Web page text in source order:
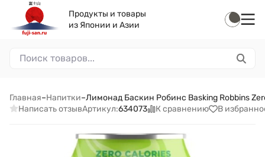
Продукты и товары
из Японии и Азии
Главная–Напитки–Лимонад Баскин Робинс Basking Robbins
Написать отзывАртикул:634073 К сравнению В